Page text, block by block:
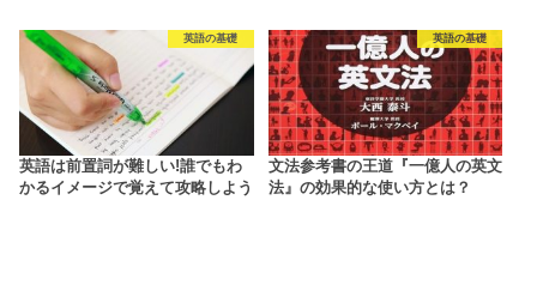
英語の基礎
英語は前置詞が難しい!誰でもわ
かるイメージで覚えて攻略しよう
英語の基礎
文法参考書の王道『一億人の英文
法』の効果的な使い方とは？